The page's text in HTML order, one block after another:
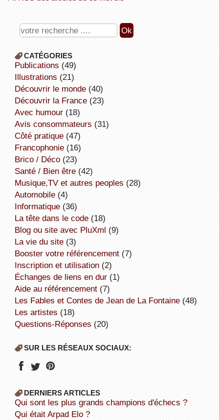
CATÉGORIES
publications (49)
illustrations (21)
découvrir le monde(40)
découvrir la France(23)
avec humour(18)
avis consommateurs (31)
côté pratique(47)
Francophonie(16)
Brico / Déco(23)
Santé / Bien être(42)
Musique,TV et autres peoples (28)
Automobile(4)
informatique(36)
la tête dans le code(18)
Blog ou site avec PluXml (9)
la vie du site(3)
booster votre référencement(7)
inscription et utilisation(2)
échanges de liens en dur(1)
aide au référencement(7)
Les Fables et Contes de Jean de La Fontaine(48)
Les artistes (18)
Questions-Réponses (20)
SUR LES RÉSEAUX SOCIAUX:
DERNIERS ARTICLES
Qui sont les plus grands champions d'échecs ?
Qui était Arpad Elo ?